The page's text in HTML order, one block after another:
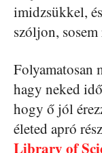
imidzsükkel,
szóljon,
Folyamatosan
hagy neked
hogy ő jól
életed apró
Library of